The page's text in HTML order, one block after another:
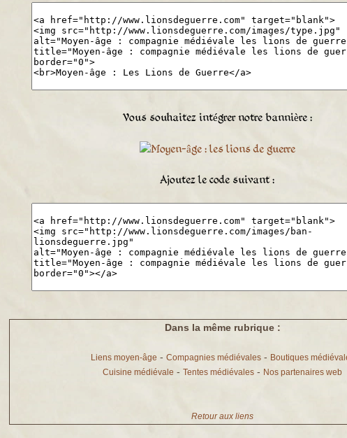
Vous souhaitez intégrer notre bannière :
Ajoutez le code suivant :
Dans la même rubrique :
Liens moyen-âge - Compagnies médiévales- Boutiques
Cuisine médiévale - Tentes médiévales - Nos partenaires web
Retour aux liens